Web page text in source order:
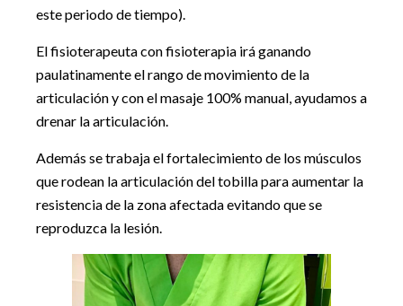
este periodo de tiempo).
El fisioterapeuta con fisioterapia irá ganando
paulatinamente el rango de movimiento de la
articulación y con el masaje 100% manual, ayudamos a
drenar la articulación.
Además se trabaja el fortalecimiento de los músculos
que rodean la articulación del tobilla para aumentar la
resistencia de la zona afectada evitando que se
reproduzca la lesión.